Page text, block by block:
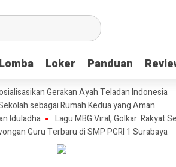
Loker Panduan
Loker Panduan
Gerakan Ayah Teladan Indonesia
sebagai Rumah Kedua yang Aman
Iduladha
Lagu MBG Viral, Golkar: Rakyat
Guru Terbaru di SMP PGRI 1 Surabaya